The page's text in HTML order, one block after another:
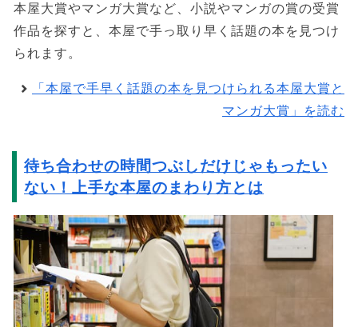
本屋大賞やマンガ大賞など、小説やマンガの賞の受賞
作品を探すと、本屋で手っ取り早く話題の本を見つけ
られます。
「本屋で手早く話題の本を見つけられる本屋大賞と
マンガ大賞」を読む
待ち合わせの時間つぶしだけじゃもったい
ない！上手な本屋のまわり方とは